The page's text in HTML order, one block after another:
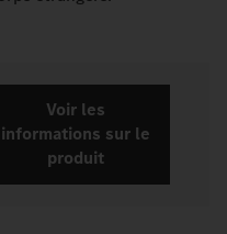
Voir les
informations sur le
produit